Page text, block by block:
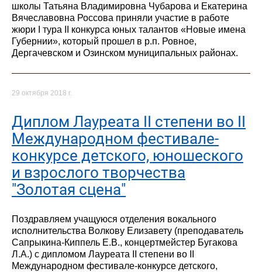
школы Татьяна Владимировна Чубарова и Екатерина
Вячеславовна Россова приняли участие в работе
жюри I тура II конкурса юных талантов «Новые имена
Губернии», который прошел в р.п. Ровное,
Дергачевском и Озинском муниципальных районах.
29 октября 2018 г.
Диплом Лауреата II степени во II
Международном фестивале-
конкурсе детского, юношеского
и взрослого творчества
"Золотая сцена"
Поздравляем учащуюся отделения вокального
исполнительства Волкову Елизавету (преподаватель
Сапрыкина-Киппель Е.В., концертмейстер Бугакова
Л.А.) с дипломом Лауреата II степени во II
Международном фестивале-конкурсе детского,